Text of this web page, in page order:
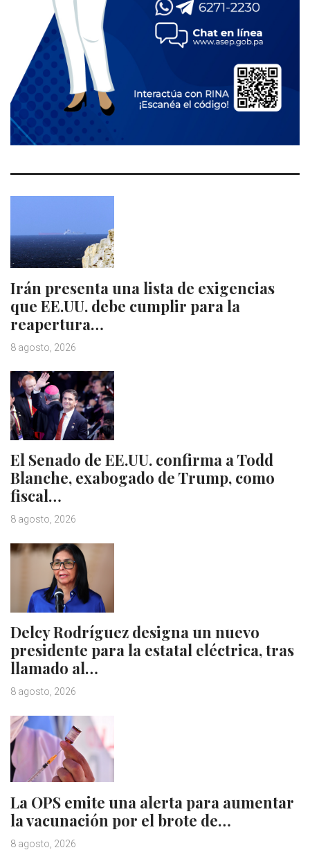
Irán presenta una lista de exigencias
que EE.UU. debe cumplir para la
reapertura…
8 agosto, 2026
El Senado de EE.UU. confirma a Todd
Blanche, exabogado de Trump, como
fiscal…
8 agosto, 2026
Delcy Rodríguez designa un nuevo
presidente para la estatal eléctrica, tras
llamado al…
8 agosto, 2026
La OPS emite una alerta para aumentar
la vacunación por el brote de…
8 agosto, 2026